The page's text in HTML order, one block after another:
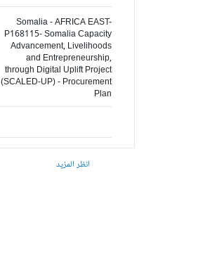
Somalia - AFRICA EAST-
P168115- Somalia Capacity
Advancement, Livelihoods
and Entrepreneurship,
through Digital Uplift Project
(SCALED-UP) - Procurement
Plan
انظر المزيد